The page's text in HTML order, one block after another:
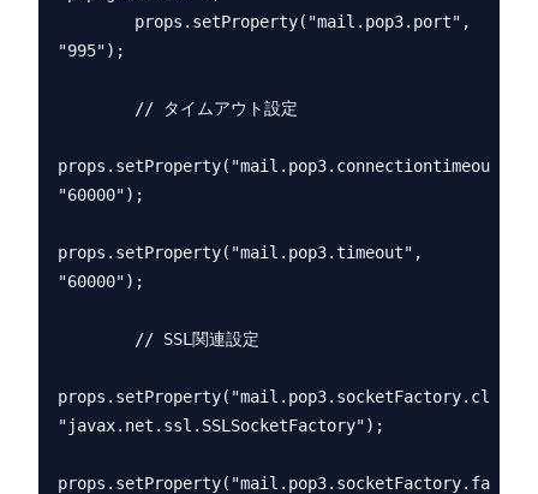
"995");
props.setProperty("mail.pop3.connectiontimeout",
"60000");
props.setProperty("mail.pop3.timeout",
"60000");
props.setProperty("mail.pop3.socketFactory.class",
"javax.net.ssl.SSLSocketFactory");